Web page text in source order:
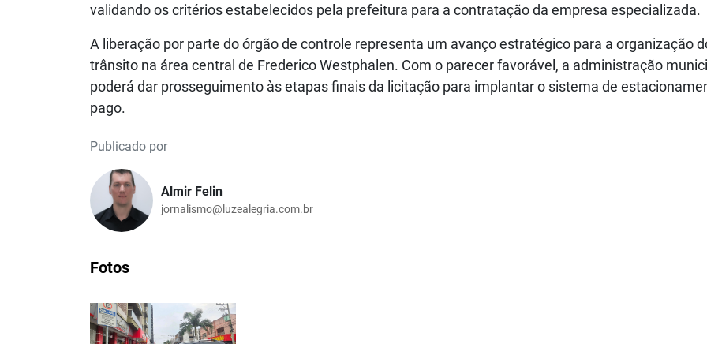
validando os critérios estabelecidos pela prefeitura para a contratação da empresa especializada.
A liberação por parte do órgão de controle representa um avanço estratégico para a organização
trânsito na área central de Frederico Westphalen. Com o parecer favorável, a administração
poderá dar prosseguimento às etapas finais da licitação para implantar o sistema de
pago.
Publicado por
Almir Felin
jornalismo@luzealegria.com.br
Fotos